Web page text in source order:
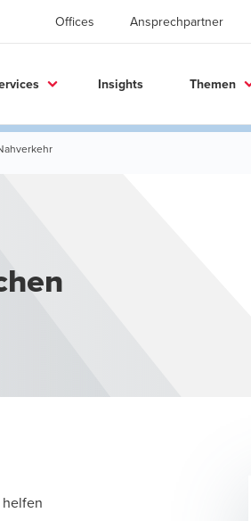
Offices Ansprechpartner
Insights Themen